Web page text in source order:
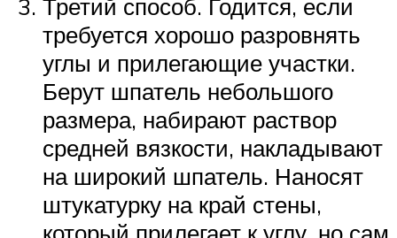
Третий способ. Годится, если
требуется хорошо разровнять
углы и прилегающие участки.
Берут шпатель небольшого
размера, набирают раствор
средней вязкости, накладывают
на широкий шпатель. Наносят
штукатурку на край стены,